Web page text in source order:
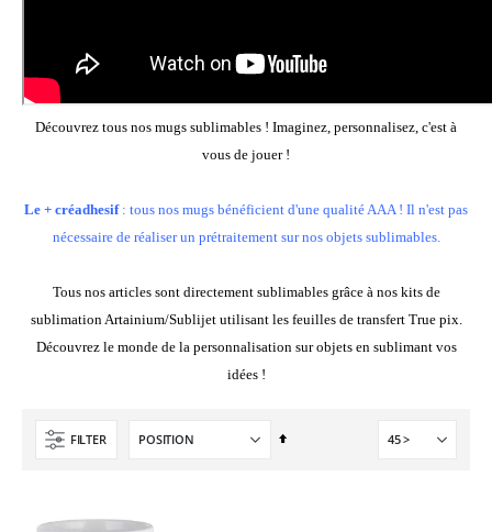
Découvrez tous nos mugs sublimables ! Imaginez, personnalisez, c'est à
vous de jouer !
Le + créadhesif: tous nos mugs bénéficient d'une qualité AAA ! Il n'est pas
nécessaire de réaliser un prétraitement sur nos objets sublimables.
Tous nos articles sont directement sublimables grâce à nos kits de
sublimation Artainium/Sublijet utilisant les feuilles de transfert True pix.
Découvrez le monde de la personnalisation sur objets en sublimant vos
idées !
FILTER
Par
8,25 €
À partir de 5,40 €